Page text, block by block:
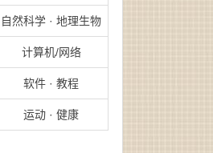
自然科学 · 地理生物
计算机/网络
软件 · 教程
运动 · 健康